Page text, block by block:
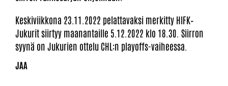
Keskiviikkona 23.11.2022 pelattavaksi merkitty HIFK–
Jukurit siirtyy maanantaille 5.12.2022 klo 18.30. Siirron
syynä on Jukurien ottelu CHL:n playoffs-vaiheessa.